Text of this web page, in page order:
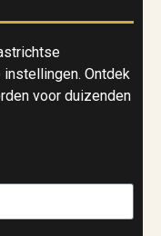
Ontdek
voor duizenden